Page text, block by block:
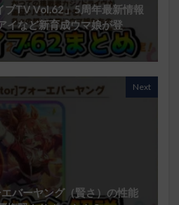
ブTV Vol.62」5周年最新情報
イなど新育成ウマ娘が登
Next
エバーヤング（賢さ）の性能